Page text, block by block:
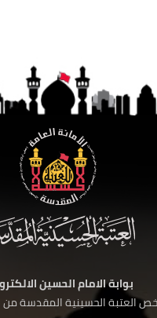
بوابة الامام الحسين
العتبة الحسينية المقدسة من